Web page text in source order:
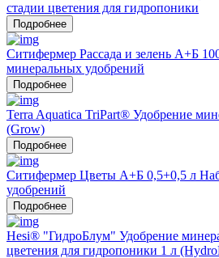
стадии цветения для гидропоники
Подробнее
Ситифермер Рассада и зелень А+Б
минеральных удобрений
Подробнее
Terra Aquatica TriPart® Удобрение
(Grow)
Подробнее
Ситифермер Цветы А+Б 0,5+0,5 л
удобрений
Подробнее
Hesi® "ГидроБлум" Удобрение
цветения для гидропоники 1 л